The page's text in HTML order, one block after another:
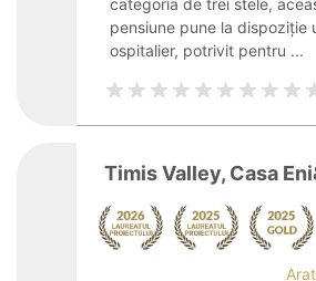
categoria de trei stele,
pensiune pune la dispoziție
ospitalier, potrivit pentru ...
Timis Valley, Casa